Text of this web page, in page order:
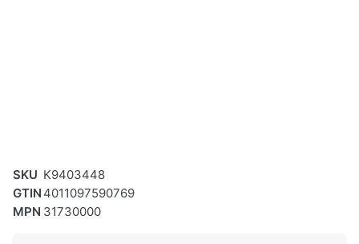
SKU K9403448
GTIN 4011097590769
MPN 31730000